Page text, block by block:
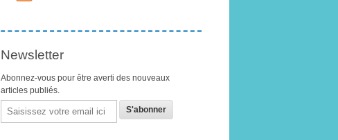
Newsletter
Abonnez-vous pour être averti des nouveaux
articles publiés.
Email